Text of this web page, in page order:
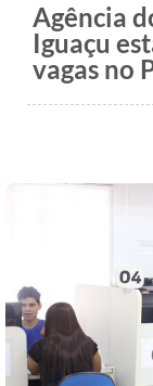
Agência
Iguaçu
vagas no